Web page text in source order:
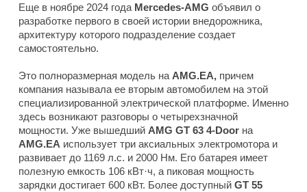
Еще в ноябре 2024 года Mercedes-AMG объявил о
разработке первого в своей истории внедорожника,
архитектуру которого подразделение создает
самостоятельно.
Это полноразмерная модель наAMG.EA, причем
компания называла ее вторым автомобилем на этой
специализированной электрической платформе. Именно
здесь возникают разговоры о четырехзначной
мощности. Уже вышедший AMG GT 63 4-Door на
AMG.EA использует три аксиальных электромотора и
развивает до 1169 л.с. и 2000 Нм. Его батарея имеет
полезную емкость 106 кВт·ч, а пиковая мощность
зарядки достигает 600 кВт. Более доступный GT 55